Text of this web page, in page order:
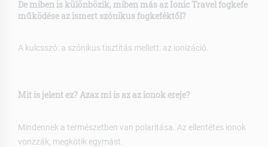
De miben is különbözik, miben más az Ionic Travel fogkefe
működése az ismert szónikus fogkeféktől?
A kulcsszó: a szónikus tisztítás mellett: az ionizáció.
Mit is jelent ez? Azaz mi is az az ionok ereje?
Mindennek a természetben van polaritása. Az ellentétes ionok
vonzzák, megkötik egymást.